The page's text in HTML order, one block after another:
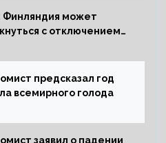
может
с отключением
предсказал год
всемирного голода
заявил о падении